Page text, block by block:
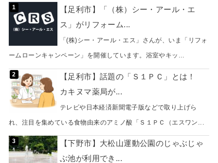
【足利市】「（株）シー・アール・エ
ス」がリフォーム...
「(株)シー・アール・エス」さんが、いま「リフォ
ームローンキャンペーン」を開催しています。浴室やキッ...
【足利市】話題の「Ｓ１ＰＣ」とは！
カキヌマ薬局が...
テレビや日本経済新聞電子版などで取り上げら
れ、注目を集めている食物由来のアミノ酸「Ｓ１ＰＣ（エスワン...
【下野市】大松山運動公園のじゃぶじゃ
ぶ池が利用でき...